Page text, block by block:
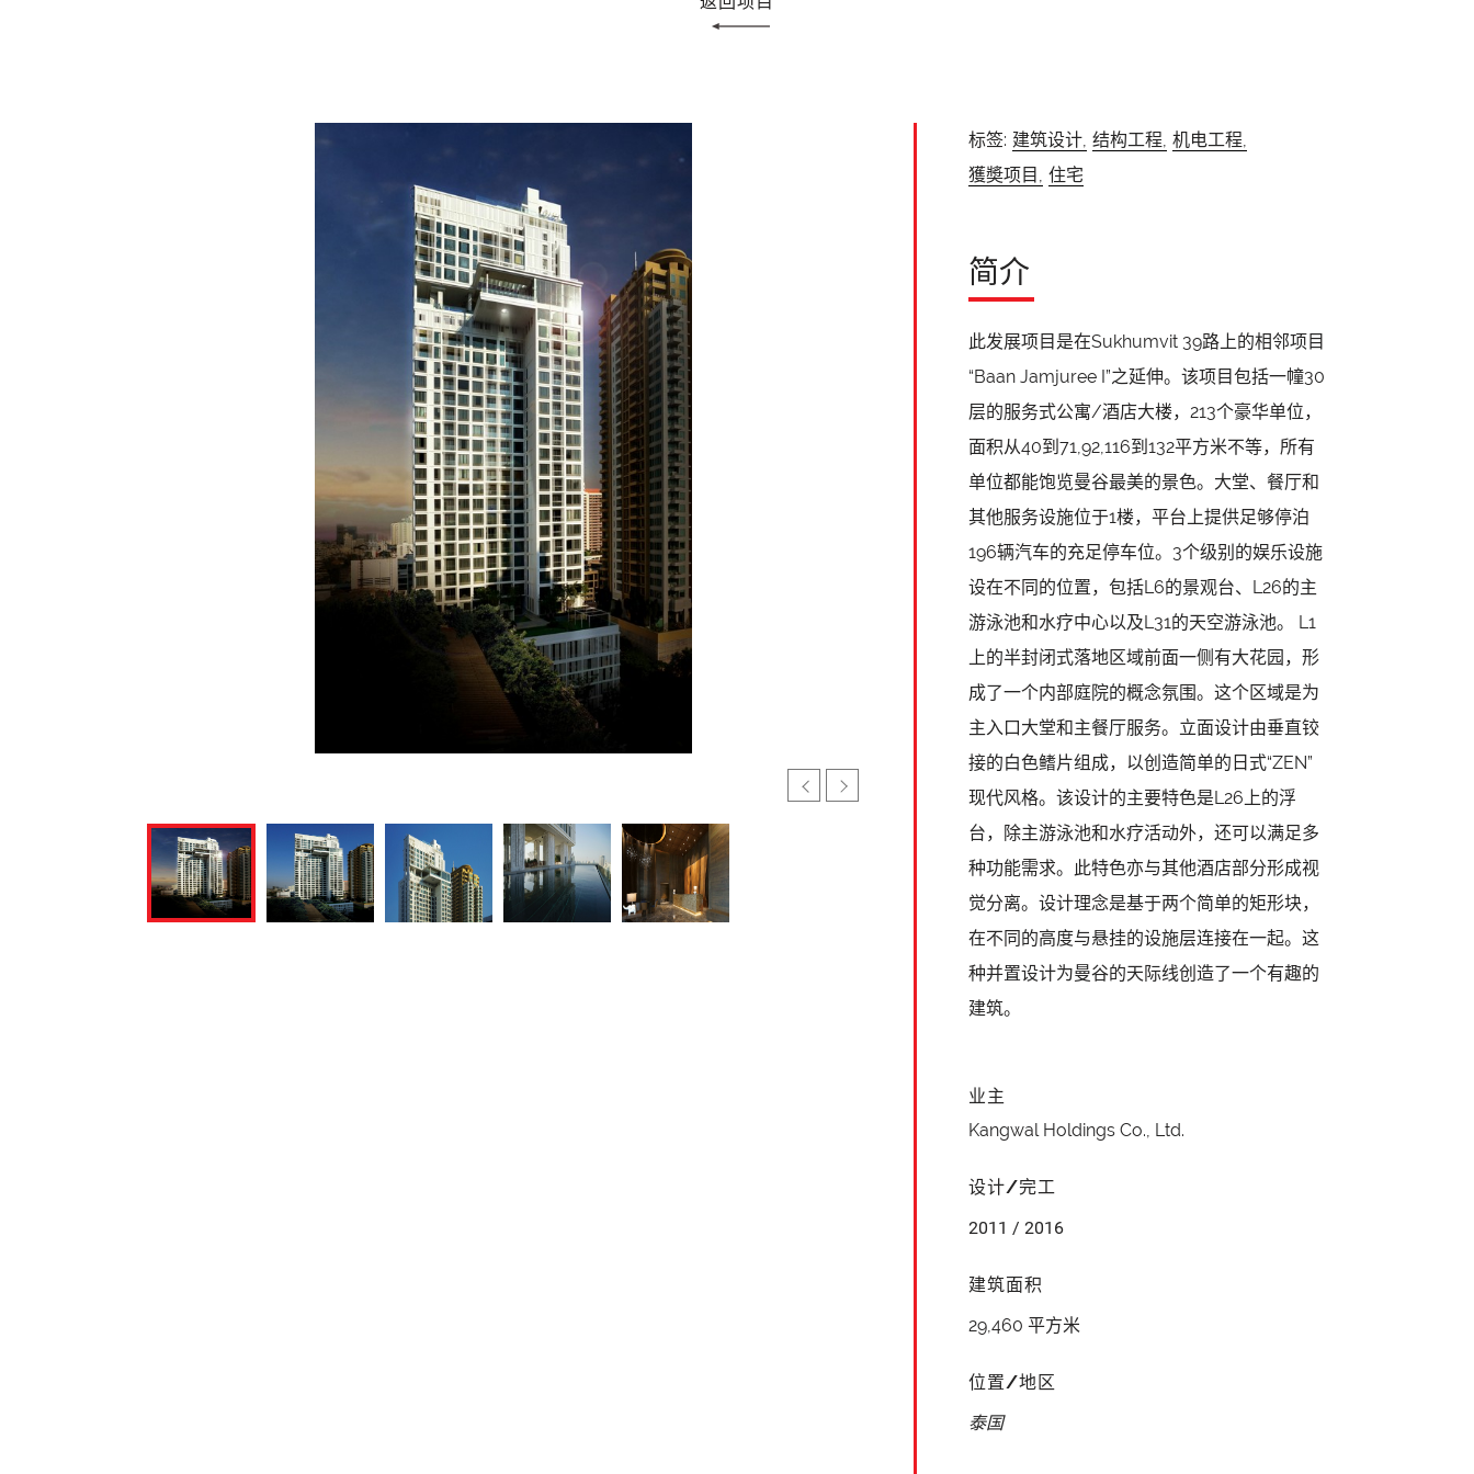
标签: 建筑设计, 结构工程, 机电工程,
獲奬项目, 住宅
简介
此发展项目是在Sukhumvit 39路上的相邻项目
“Baan Jamjuree I”之延伸。该项目包括一幢30
层的服务式公寓/酒店大楼，213个豪华单位，
面积从40到71,92,116到132平方米不等，所有
单位都能饱览曼谷最美的景色。大堂、餐厅和
其他服务设施位于1楼，平台上提供足够停泊
196辆汽车的充足停车位。3个级别的娱乐设施
设在不同的位置，包括L6的景观台、L26的主
游泳池和水疗中心以及L31的天空游泳池。 L1
上的半封闭式落地区域前面一侧有大花园，形
成了一个内部庭院的概念氛围。这个区域是为
主入口大堂和主餐厅服务。立面设计由垂直铰
接的白色鳍片组成，以创造简单的日式“ZEN”
现代风格。该设计的主要特色是L26上的浮
台，除主游泳池和水疗活动外，还可以满足多
种功能需求。此特色亦与其他酒店部分形成视
觉分离。设计理念是基于两个简单的矩形块，
在不同的高度与悬挂的设施层连接在一起。这
种并置设计为曼谷的天际线创造了一个有趣的
建筑。
业主
Kangwal Holdings Co., Ltd.
设计/完工
2011 / 2016
建筑面积
29,460 平方米
位置/地区
泰国